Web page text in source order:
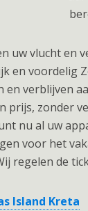
Island Kreta